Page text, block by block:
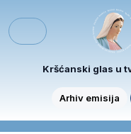
Menu
Kršćanski glas u
Arhiv emisija